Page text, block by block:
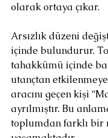
olarak ortaya çıkar.
Arsızlık düzeni
içinde bulundurur.
tahakkümü içinde
utançtan
aracını geçen kişi
ayrılmıştır. Bu
toplumdan farklı bir